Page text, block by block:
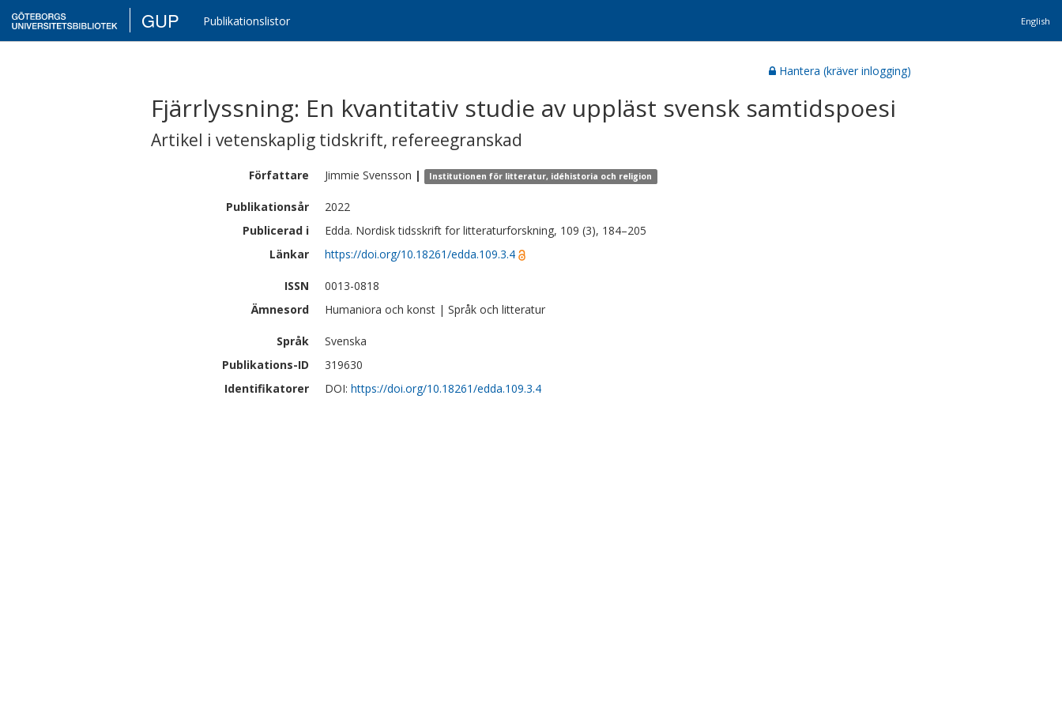
GUP Publikationslistor English
Hantera (kräver inlogging)
Fjärrlyssning: En kvantitativ studie av uppläst svensk samtidspoesi
Artikel i vetenskaplig tidskrift, refereegranskad
Författare Jimmie Svensson | Institutionen för litteratur, idéhistoria och religion
Publikationsår
2022
Publicerad i
Edda. Nordisk tidsskrift for litteraturforskning, 109 (3), 184–205
Länkar
https://doi.org/10.18261/edda.109.3.4
ISSN
0013-0818
Ämnesord
Humaniora och konst | Språk och litteratur
Språk
Svenska
Publikations-ID
319630
Identifikatorer
DOI: https://doi.org/10.18261/edda.109.3.4